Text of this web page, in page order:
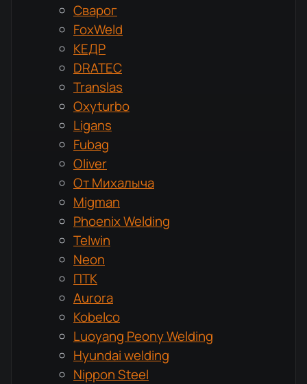
Сварог
FoxWeld
КЕДР
DRATEC
Translas
Oxyturbo
Ligans
Fubag
Oliver
От Михалыча
Migman
Phoenix Welding
Telwin
Neon
ПТК
Aurora
Kobelco
Luoyang Peony Welding
Hyundai welding
Nippon Steel